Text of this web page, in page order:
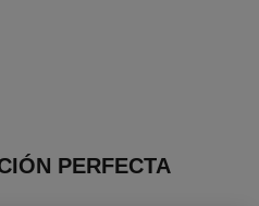
PERFECTA